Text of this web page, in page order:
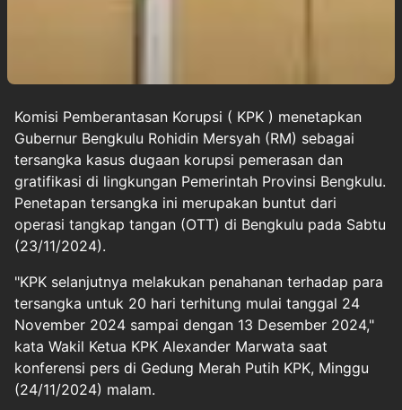
Komisi Pemberantasan Korupsi ( KPK ) menetapkan
Gubernur Bengkulu Rohidin Mersyah (RM) sebagai
tersangka kasus dugaan korupsi pemerasan dan
gratifikasi di lingkungan Pemerintah Provinsi Bengkulu.
Penetapan tersangka ini merupakan buntut dari
operasi tangkap tangan (OTT) di Bengkulu pada Sabtu
(23/11/2024).
"KPK selanjutnya melakukan penahanan terhadap para
tersangka untuk 20 hari terhitung mulai tanggal 24
November 2024 sampai dengan 13 Desember 2024,"
kata Wakil Ketua KPK Alexander Marwata saat
konferensi pers di Gedung Merah Putih KPK, Minggu
(24/11/2024) malam.